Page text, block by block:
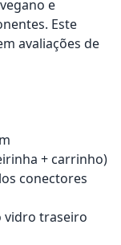
e
Este
avaliações de
+ carrinho)
conectores
vidro traseiro